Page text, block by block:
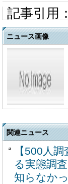
記事引用：
ニュース画像
関連ニュース
【500人
る実態調
知らなか